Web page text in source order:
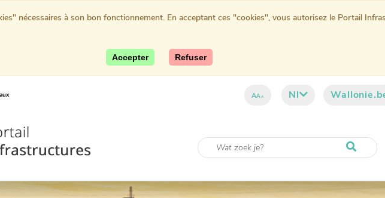
AAA Nl
nécessaires à son bon fonctionnement. En acceptant ces "cookies", vous autorisez le Portail
Accepter Refuser